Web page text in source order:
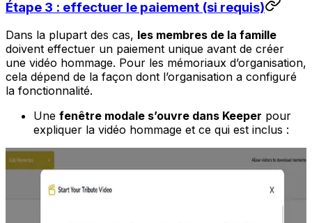
Étape 3 : effectuer le paiement (si requis)
Dans la plupart des cas, les membres de la famille
doivent effectuer un paiement unique avant de créer
une vidéo hommage. Pour les mémoriaux d’organisation,
cela dépend de la façon dont l’organisation a configuré
la fonctionnalité.
Une fenêtre modale s’ouvre dans Keeper pour
expliquer la vidéo hommage et ce qui est inclus :